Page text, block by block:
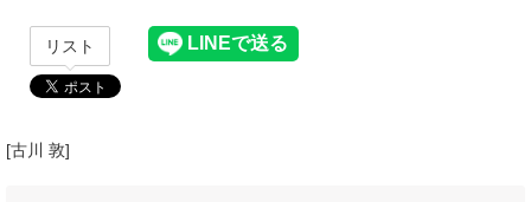
リスト
[古川 敦]